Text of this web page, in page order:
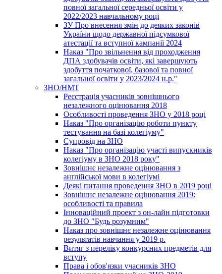
повної загальної середньої освіти у
2022/2023 навчальному році
ЗУ Про внесення змін до деяких законів
України щодо державної підсумкової
атестації та вступної кампанії 2024
Наказ "Про звільнення від проходження
ДПА здобувачів освіти, які завершують
здобуття початкової, базової та повної
загальної освіти у 2023/2024 н.р."
ЗНО/НМТ
Реєстрація учасників зовнішнього
незалежного оцінювання 2018
Особливості проведення ЗНО у 2018 році
Наказ "Про організацію роботи пункту
тестування на базі колегіуму"
Супровід на ЗНО
Наказ "Про організацію участі випускників
колегіуму в ЗНО 2018 року"
Зовнішнє незалежне оцінювання з
англійської мови в колегіумі
Деякі питання проведення ЗНО в 2019 році
Зовнішнє незалежне оцінювання 2019:
особливості та правила
Інноваційний проект з он-лайн підготовки
до ЗНО "Будь розумним"
Наказ про зовнішнє незалежне оцінювання
результатів навчання у 2019 р.
Витяг з переліку конкурсних предметів для
вступу
Права і обов'язки учасників ЗНО